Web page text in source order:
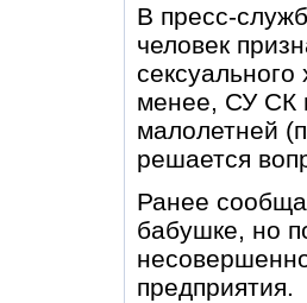
В пресс-
человек
менее, СУ СК
малолетней
решается
Ранее
бабушке, но
предприятия.